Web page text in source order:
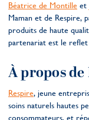
Béatrice de Montille et
Maman et de Respire,
produits de haute
partenariat est le
À propos
Respire, jeune
soins naturels hautes
consommateurs, et